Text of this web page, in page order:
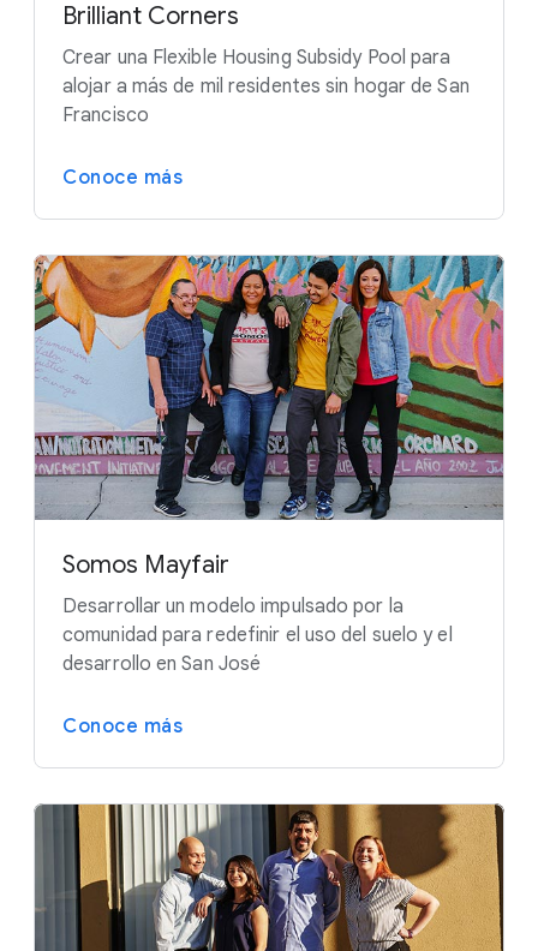
Brilliant Corners
Crear una Flexible Housing Subsidy Pool para
alojar a más de mil residentes sin hogar de San
Francisco
Conoce más
Somos Mayfair
Desarrollar un modelo impulsado por la
comunidad para redefinir el uso del suelo y el
desarrollo en San José
Conoce más